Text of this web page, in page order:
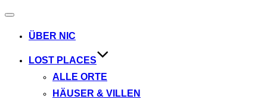
Navigation
ÜBER NIC
LOST PLACES
ALLE ORTE
HÄUSER & VILLEN